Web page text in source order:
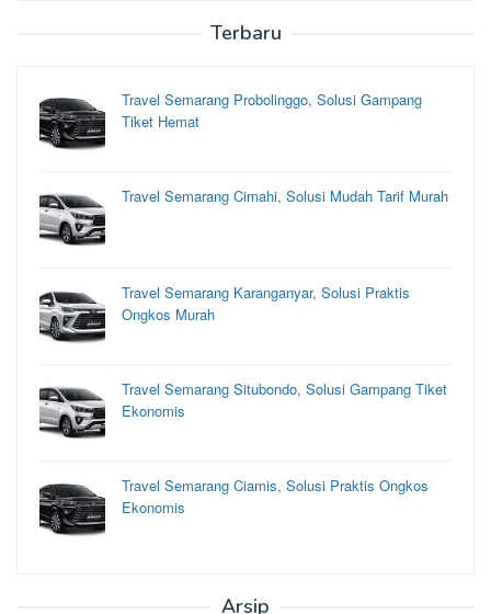
Terbaru
Travel Semarang Probolinggo, Solusi Gampang
Tiket Hemat
Travel Semarang Cimahi, Solusi Mudah Tarif Murah
Travel Semarang Karanganyar, Solusi Praktis
Ongkos Murah
Travel Semarang Situbondo, Solusi Gampang Tiket
Ekonomis
Travel Semarang Ciamis, Solusi Praktis Ongkos
Ekonomis
Arsip